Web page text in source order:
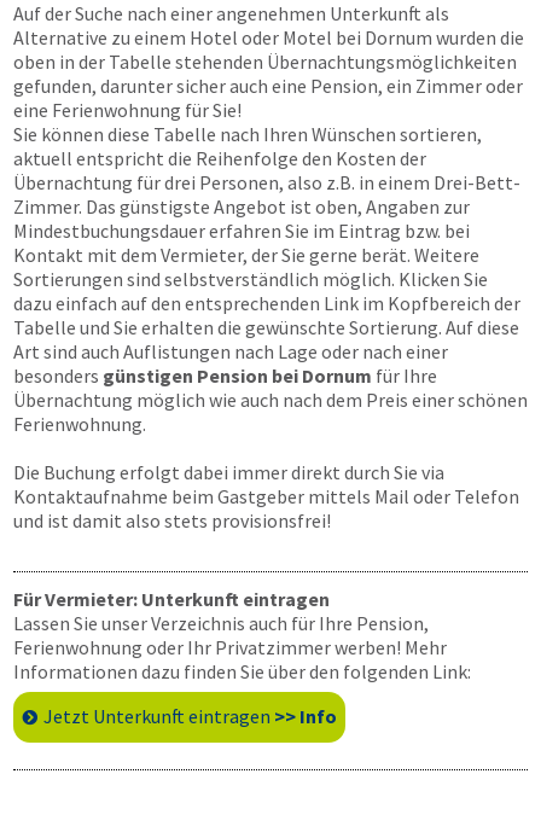
Auf der Suche nach einer angenehmen Unterkunft als
Alternative zu einem Hotel oder Motel bei Dornum wurden die
oben in der Tabelle stehenden Übernachtungs­möglichkeiten
gefunden, darunter sicher auch eine Pension, ein Zimmer oder
eine Ferienwohnung für Sie!
Sie können diese Tabelle nach Ihren Wünschen sortieren,
aktuell entspricht die Reihenfolge den Kosten der
Übernachtung für drei Personen, also z.B. in einem Drei-Bett-
Zimmer. Das günstigste Angebot ist oben, Angaben zur
Mindestbuchungsdauer erfahren Sie im Eintrag bzw. bei
Kontakt mit dem Vermieter, der Sie gerne berät. Weitere
Sortierungen sind selbstverständlich möglich. Klicken Sie
dazu einfach auf den entsprechenden Link im Kopfbereich der
Tabelle und Sie erhalten die gewünschte Sortierung. Auf diese
Art sind auch Auflistungen nach Lage oder nach einer
besonders günstigen Pension bei Dornum für Ihre
Übernachtung möglich wie auch nach dem Preis einer schönen
Ferienwohnung.
Die Buchung erfolgt dabei immer direkt durch Sie via
Kontaktaufnahme beim Gastgeber mittels Mail oder Telefon
und ist damit also stets provisionsfrei!
Für Vermieter: Unterkunft eintragen
Lassen Sie unser Verzeichnis auch für Ihre Pension,
Ferienwohnung oder Ihr Privatzimmer werben! Mehr
Informationen dazu finden Sie über den folgenden Link:
Jetzt Unterkunft eintragen >> Info